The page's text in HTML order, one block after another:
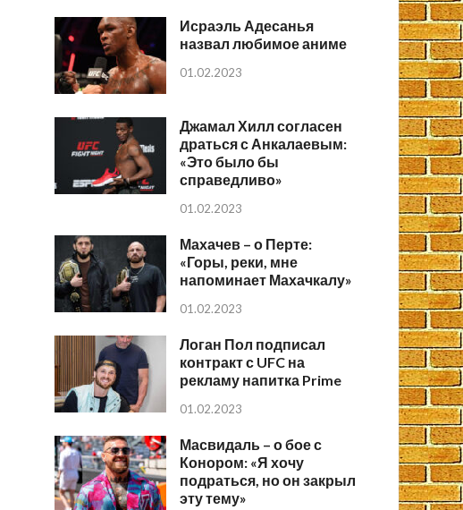
Исраэль Адесанья
назвал любимое аниме
01.02.2023
Джамал Хилл согласен
драться с Анкалаевым:
«Это было бы
справедливо»
01.02.2023
Махачев – о Перте:
«Горы, реки, мне
напоминает Махачкалу»
01.02.2023
Логан Пол подписал
контракт с UFC на
рекламу напитка Prime
01.02.2023
Масвидаль – о бое с
Конором: «Я хочу
подраться, но он закрыл
эту тему»